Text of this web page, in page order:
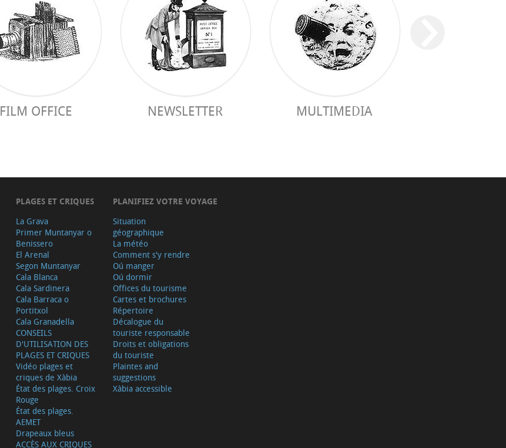
FILM OFFICE NEWSLETTER MULTIMEDIA
PLAGES ET CRIQUES
La Grava
Primer Muntanyar o
Benissero
El Arenal
Segon Muntanyar
Cala Blanca
Cala Sardinera
Cala Barraca o
Portitxol
Cala Granadella
CONSEILS
D'UTILISATION DES
PLAGES ET CRIQUES
Vidéo plages et
criques de Xàbia
État des plages. Croix
Rouge
État des plages.
AEMET
Drapeaux bleus
ACCÈS AUX CRIQUES
PLANIFIEZ VOTRE VOYAGE
Situation
géographique
La météo
Comment s'y rendre
Oú manger
Oú dormir
Offices du tourisme
Cartes et brochures
Répertoire
Décalogue du
touriste responsable
Droits et obligations
du touriste
Plaintes and
suggestions
Xàbia accessible